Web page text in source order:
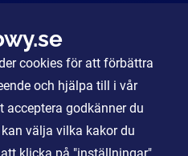
cookies för att förbättra
och hjälpa till i vår
acceptera godkänner du
välja vilka kakor du